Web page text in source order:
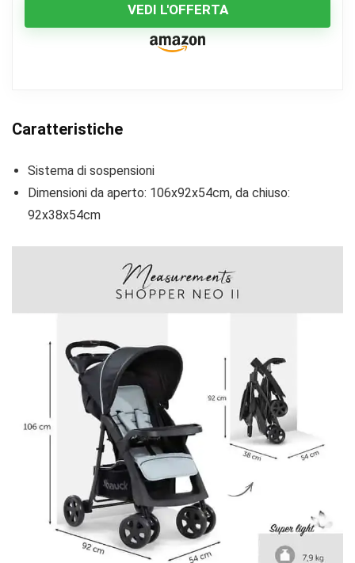
VEDI L'OFFERTA
Caratteristiche
Sistema di sospensioni
Dimensioni da aperto: 106x92x54cm, da chiuso:
92x38x54cm